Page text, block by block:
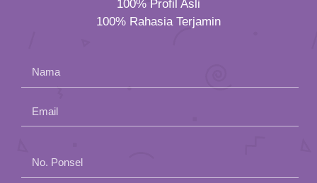
100% Profil Asli
100% Rahasia Terjamin
Nama
Email
leave
No. Ponsel